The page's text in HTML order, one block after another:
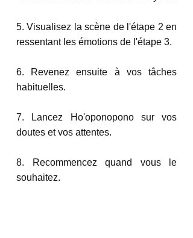
5. Visualisez la scène de l'étape 2 en
ressentant les émotions de l'étape 3.
6. Revenez ensuite à vos tâches
habituelles.
7. Lancez Ho'oponopono sur vos
doutes et vos attentes.
8. Recommencez quand vous le
souhaitez.